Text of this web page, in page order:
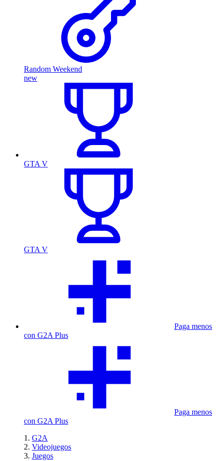
Random Weekend
new
GTA V
GTA V
Paga menos
con G2A Plus
Paga menos
con G2A Plus
G2A
Videojuegos
Juegos